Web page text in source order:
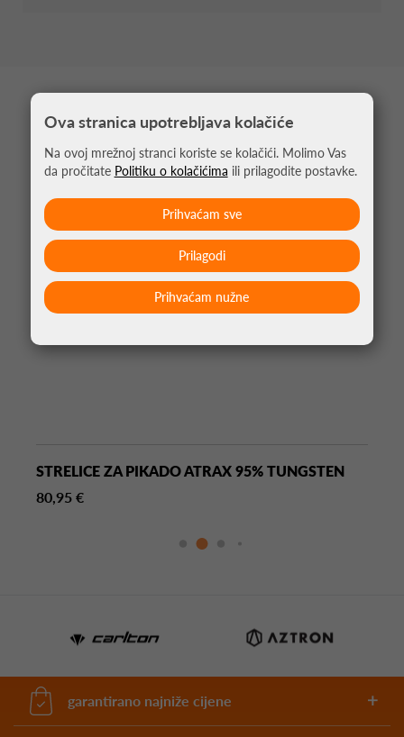
MOŽDA VAS ZANIMA
STRELICE ZA PIKADO ATRAX 95% TUNGSTEN
80,95 €
garantirano najniže cijene
Ova stranica upotrebljava kolačiće
Na ovoj mrežnoj stranci koriste se kolačići. Molimo Vas
da pročitate Politiku o kolačićima ili prilagodite postavke.
Prihvaćam nužne
Prilagodi
Prihvaćam sve